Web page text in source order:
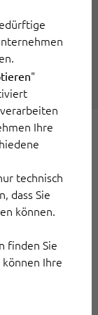
"
Ihre
technisch
dass Sie
können.
finden Sie
Ihre